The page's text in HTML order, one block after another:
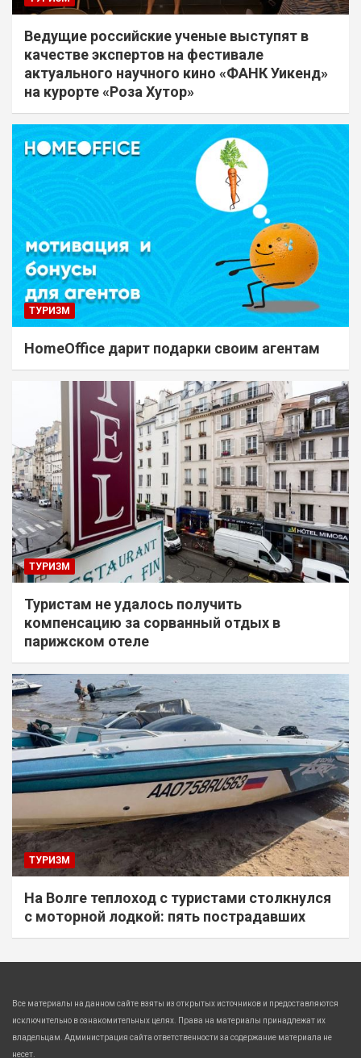
Ведущие российские ученые выступят в
качестве экспертов на фестивале
актуального научного кино «ФАНК Уикенд»
на курорте «Роза Хутор»
ТУРИЗМ
HomeOffice дарит подарки своим агентам
ТУРИЗМ
Туристам не удалось получить
компенсацию за сорванный отдых в
парижском отеле
ТУРИЗМ
На Волге теплоход с туристами столкнулся
с моторной лодкой: пять пострадавших
Все материалы на данном сайте взяты из открытых источников и предоставляются
исключительно в ознакомительных целях. Права на материалы принадлежат их
владельцам. Администрация сайта ответственности за содержание материала не
несет.